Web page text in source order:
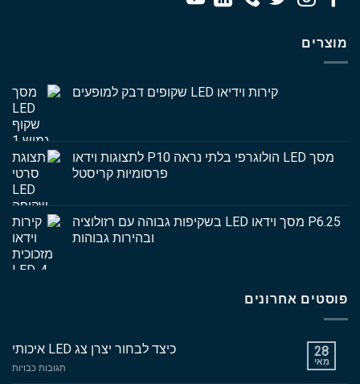
מוצרים
קירות וידיאו LED שקופים דבק למופעים
מסך LED הולוגרפי בלתי נראה P10 לתצוגות וידאו
פרסומיות קריסטל
P6.25 מסך וידאו LED בשקיפות גבוהה עם רזולוציה
ובהירות גבוהות
פוסטים אחרונים
28
מַאִי
כיצד לבחור יצרן צג LED איכותי
תגובות כבויותעַל